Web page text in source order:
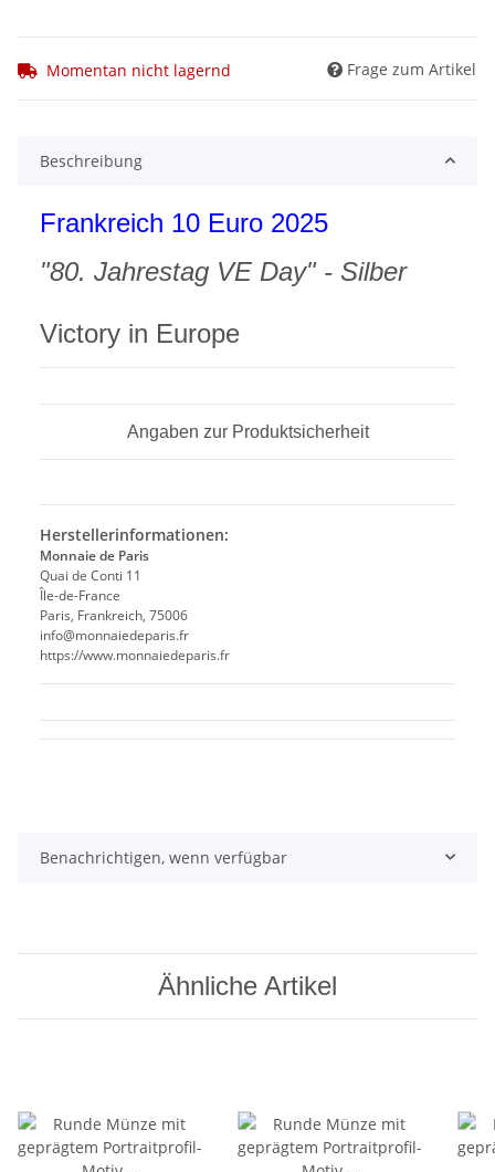
Momentan nicht lagernd Frage zum Artikel
Beschreibung
Frankreich 10 Euro 2025
"80. Jahrestag VE Day" - Silber
Victory in Europe
Angaben zur Produktsicherheit
Herstellerinformationen:
Monnaie de Paris
Quai de Conti 11
Île-de-France
Paris, Frankreich, 75006
info@monnaiedeparis.fr
https://www.monnaiedeparis.fr
Benachrichtigen, wenn verfügbar
Ähnliche Artikel